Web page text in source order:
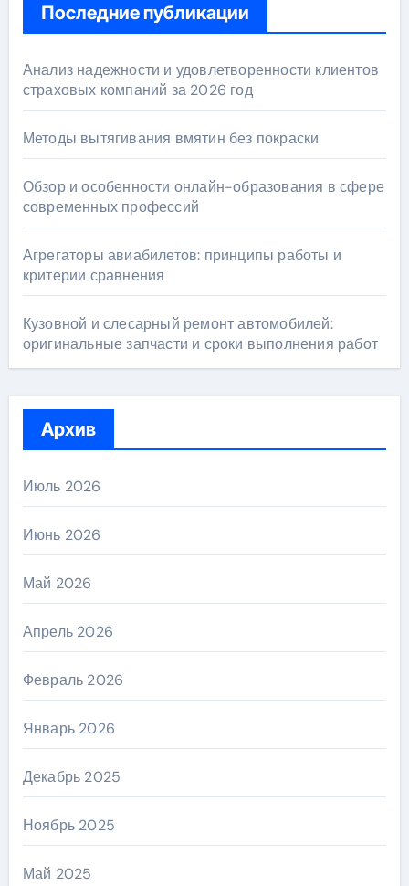
Последние публикации
Анализ надежности и удовлетворенности клиентов
страховых компаний за 2026 год
Методы вытягивания вмятин без покраски
Обзор и особенности онлайн-образования в сфере
современных профессий
Агрегаторы авиабилетов: принципы работы и
критерии сравнения
Кузовной и слесарный ремонт автомобилей:
оригинальные запчасти и сроки выполнения работ
Архив
Июль 2026
Июнь 2026
Май 2026
Апрель 2026
Февраль 2026
Январь 2026
Декабрь 2025
Ноябрь 2025
Май 2025